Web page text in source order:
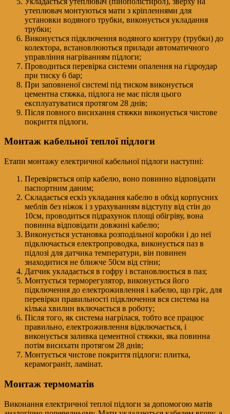
утеплювач монтуються мати з кріпленнями для
установки водяного трубки, виконується укладання
трубки;
Виконується підключення водяного контуру (трубки) до
колектора, встановлюються прилади автоматичного
управління нагріванням підлоги;
Проводиться перевірка системи опалення на гідроудар
при тиску 6 бар;
При заповненої системі під тиском виконується
цементна стяжка, підлога не має після цього
експлуатуватися протягом 28 днів;
Після повного висихання стяжки виконується чистове
покриття підлоги.
Монтаж кабельної теплої підлоги
Етапи монтажу електричної кабельної підлоги наступні:
Перевіряється опір кабелю, воно повинно відповідати
паспортним даним;
Складається ескіз укладання кабелю в обхід корпусних
меблів без ніжок і з урахуванням відступу від стін до
10см, проводиться підрахунок площі обігріву, вона
повинна відповідати довжині кабелю;
Виконується установка розподільної коробки і до неї
підключається електропроводка, виконується паз в
підлозі для датчика температури, він повинен
знаходитися не ближче 50см від стіни;
Датчик укладається в гофру і встановлюється в паз;
Монтується терморегулятор, виконується його
підключення до електроживлення і кабелю, що гріє, для
перевірки правильності підключення вся система на
кілька хвилин включається в роботу;
Після того, як система нагрілася, тобто все працює
правильно, електроживлення відключається, і
виконується заливка цементної стяжки, яка повинна
потім висихати протягом 28 днів;
Монтується чистове покриття підлоги: плитка,
керамограніт, ламінат.
Монтаж термоматів
Виконання електричної теплої підлоги за допомогою матів